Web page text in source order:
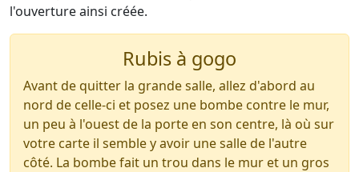
l'ouverture ainsi créée.
Rubis à gogo
Avant de quitter la grande salle, allez d'abord au
nord de celle-ci et posez une bombe contre le mur,
un peu à l'ouest de la porte en son centre, là où sur
votre carte il semble y avoir une salle de l'autre
côté. La bombe fait un trou dans le mur et un gros